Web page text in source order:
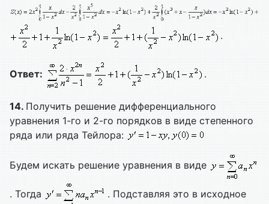
.
Ответ: .
14. Получить решение дифференциального
уравнения 1-го и 2-го порядков в виде степенного
ряда или ряда Тейлора:
Будем искать решение уравнения в виде
. Тогда . Подставляя это в исходное